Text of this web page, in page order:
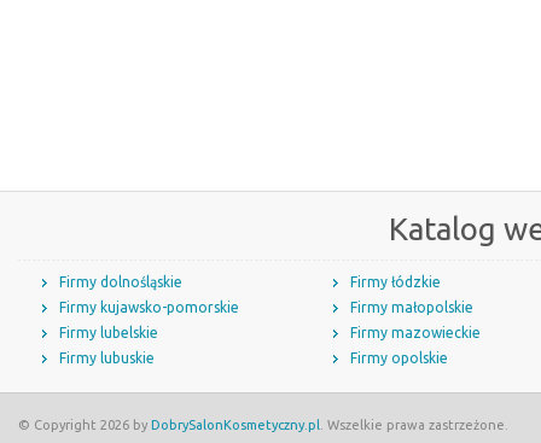
Katalog
Firmy dolnośląskie
Firmy kujawsko-pomorskie
Firmy lubelskie
Firmy lubuskie
Firmy łódzkie
Firmy małopolskie
Firmy mazowieckie
Firmy opolskie
© Copyright 2026 by DobrySalonKosmetyczny.pl . Wszelkie prawa zastrzeżone.